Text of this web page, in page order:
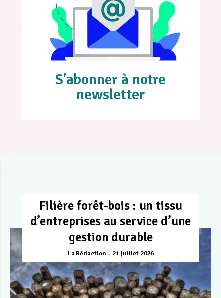
S'abonner à notre
newsletter
Filière forêt-bois : un tissu
d’entreprises au service d’une
gestion durable
La Rédaction 21 juillet 2026